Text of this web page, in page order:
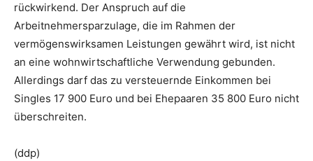
rückwirkend. Der Anspruch auf die
Arbeitnehmersparzulage, die im Rahmen der
vermögenswirksamen Leistungen gewährt wird, ist nicht
an eine wohnwirtschaftliche Verwendung gebunden.
Allerdings darf das zu versteuernde Einkommen bei
Singles 17 900 Euro und bei Ehepaaren 35 800 Euro nicht
überschreiten.
(ddp)